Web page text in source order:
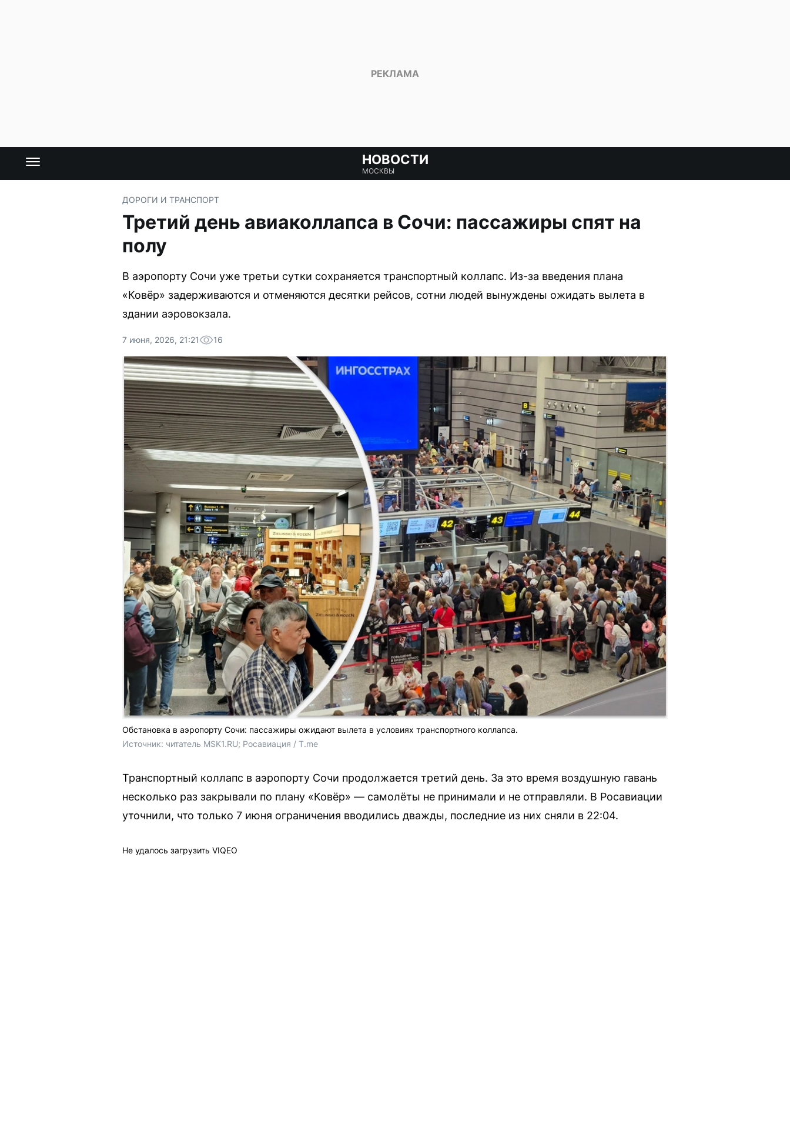
НОВОСТИ
МОСКВЫ
ДОРОГИ И ТРАНСПОРТ
Третий день авиаколлапса в Сочи: пассажиры спят на
полу
В аэропорту Сочи уже третьи сутки сохраняется транспортный коллапс. Из-за введения плана
«Ковёр» задерживаются и отменяются десятки рейсов, сотни людей вынуждены ожидать вылета в
здании аэровокзала.
7 июня, 2026, 21:21 16
Обстановка в аэропорту Сочи: пассажиры ожидают вылета в условиях транспортного коллапса.
Источник: читатель MSK1.RU; Росавиация / T.me
Транспортный коллапс в аэропорту Сочи продолжается третий день. За это время воздушную гавань
несколько раз закрывали по плану «Ковёр» — самолёты не принимали и не отправляли. В Росавиации
уточнили, что только 7 июня ограничения вводились дважды, последние из них сняли в 22:04.
Не удалось загрузить VIQEO